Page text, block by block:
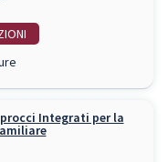
Integrati per la